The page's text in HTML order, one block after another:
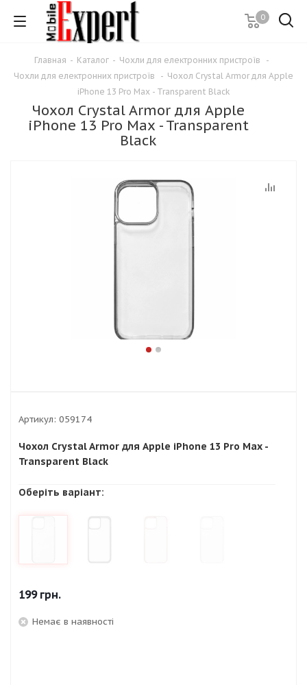
0
Главная - Каталог - Чохли для електронних пристроїв
-
Чохли для електронних пристроїв
- Чохол Crystal Armor для Apple
iPhone 13 Pro Max - Transparent Black
Чохол Crystal Armor для Apple
iPhone 13 Pro Max - Transparent
Black
Артикул: 059174
Чохол Crystal Armor для Apple iPhone 13 Pro Max -
Transparent Black
Оберіть варіант:
199грн.
Немає в наявності